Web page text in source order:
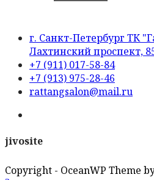
г. Санкт-Петербург ТК
Лахтинский проспект,
+7 (911) 017-58-84Opens
your
+7 (913) 975-28-46
in
rattangsalon@mail.ru
a
tab
jivosite
Copyright - OceanWP Theme